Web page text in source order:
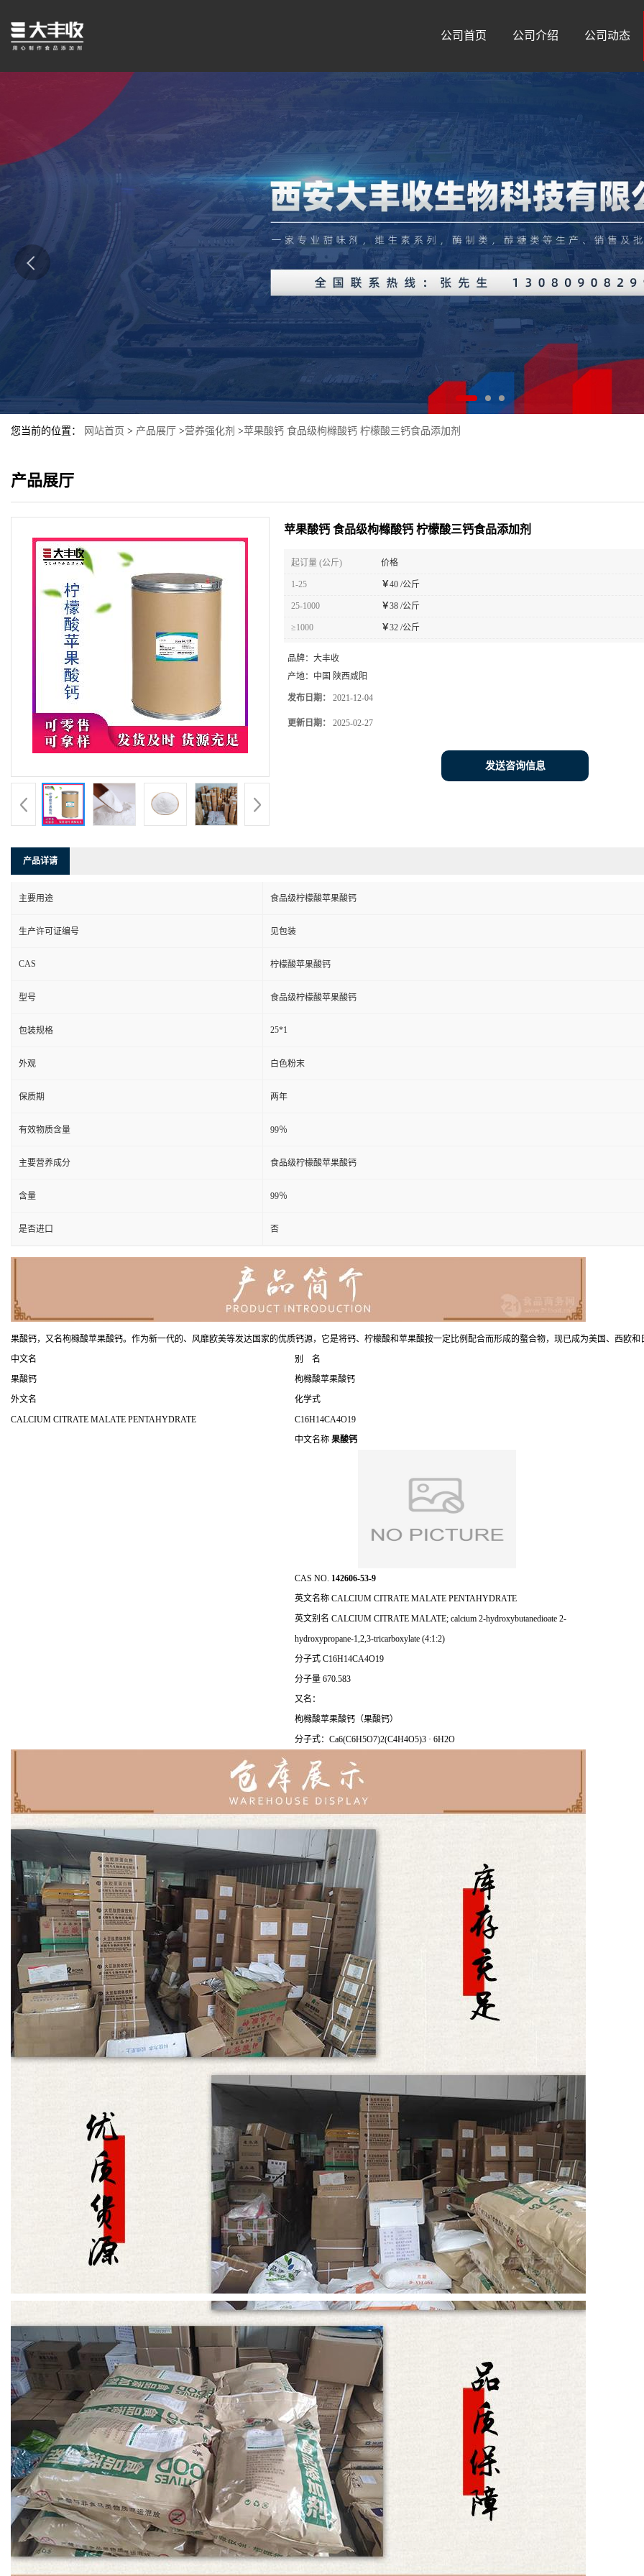
公司首页 公司介绍 公司动态
您当前的位置： 网站首页 > 产品展厅 >营养强化剂 >苹果酸钙 食品级枸橼酸钙 柠檬酸三钙食品添加剂
产品展厅
苹果酸钙 食品级枸橼酸钙 柠檬酸三钙食品添加剂
起订量 (公斤) 价格
1-25 ￥40 /公斤
25-1000 ￥38 /公斤
≥1000 ￥32 /公斤
品牌： 大丰收
产地： 中国 陕西咸阳
发布日期： 2021-12-04
更新日期： 2025-02-27
发送咨询信息
产品详请
主要用途 食品级柠檬酸苹果酸钙
生产许可证编号 见包装
CAS 柠檬酸苹果酸钙
型号 食品级柠檬酸苹果酸钙
包装规格 25*1
外观 白色粉末
保质期 两年
有效物质含量 99％
主要营养成分 食品级柠檬酸苹果酸钙
含量 99％
是否进口 否
果酸钙，又名枸橼酸苹果酸钙。作为新一代的、风靡欧美等发达国家的优质钙源，它是将钙、柠檬酸和苹果酸按一定比例配合而形成的螯合物，现已成为美国、西欧和
中文名
果酸钙
外文名
CALCIUM CITRATE MALATE PENTAHYDRATE
别 名
枸橼酸苹果酸钙
化学式
C16H14CA4O19
中文名称 果酸钙
CAS NO. 142606-53-9
英文名称 CALCIUM CITRATE MALATE PENTAHYDRATE
英文别名 CALCIUM CITRATE MALATE; calcium 2-hydroxybutanedioate 2-
hydroxypropane-1,2,3-tricarboxylate (4:1:2)
分子式 C16H14CA4O19
分子量 670.583
又名：
枸橼酸苹果酸钙（果酸钙）
分子式：Ca6(C6H5O7)2(C4H4O5)3 · 6H2O